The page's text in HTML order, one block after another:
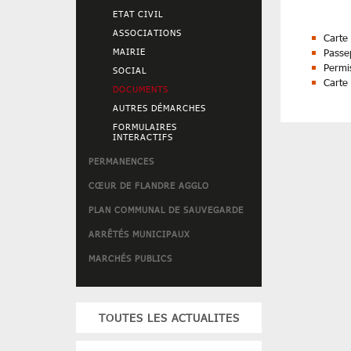
ETAT CIVIL
ASSOCIATIONS
MAIRIE
SOCIAL
DOCUMENTS
AUTRES DÉMARCHES
FORMULAIRES
INTERACTIFS
PERMANENCES
CŒUR DE FLANDRE AGGLO
PLAN COMMUNAL DE SAUVEGARDE
ARRÊTÉS MUNICIPAUX
MARCHÉS PUBLICS
TOUTES LES ACTUALITES
Carte
Carte